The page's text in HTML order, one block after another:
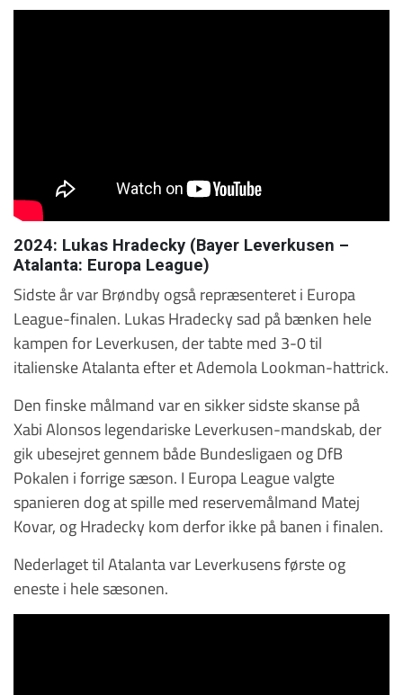
2024: Lukas Hradecky (Bayer Leverkusen –
Atalanta: Europa League)
Sidste år var Brøndby også repræsenteret i Europa
League-finalen. Lukas Hradecky sad på bænken hele
kampen for Leverkusen, der tabte med 3-0 til
italienske Atalanta efter et Ademola Lookman-hattrick.
Den finske målmand var en sikker sidste skanse på
Xabi Alonsos legendariske Leverkusen-mandskab, der
gik ubesejret gennem både Bundesligaen og DfB
Pokalen i forrige sæson. I Europa League valgte
spanieren dog at spille med reservemålmand Matej
Kovar, og Hradecky kom derfor ikke på banen i finalen.
Nederlaget til Atalanta var Leverkusens første og
eneste i hele sæsonen.